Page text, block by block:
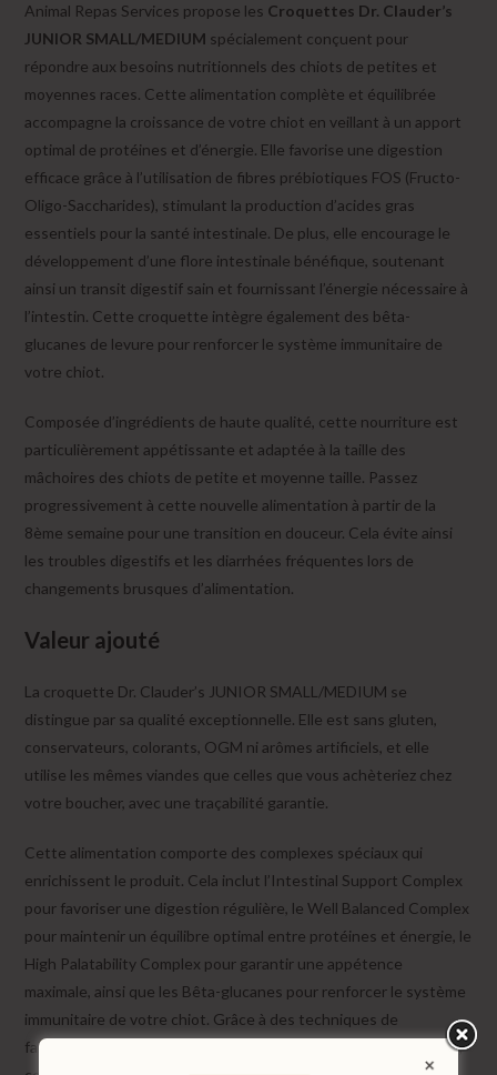
Animal Repas Services propose les Croquettes Dr. Clauder’s
JUNIOR SMALL/MEDIUM spécialement conçuent pour
répondre aux besoins nutritionnels des chiots de petites et
moyennes races. Cette alimentation complète et équilibrée
accompagne la croissance de votre chiot en veillant à un apport
optimal de protéines et d’énergie. Elle favorise une digestion
efficace grâce à l’utilisation de fibres prébiotiques FOS (Fructo-
Oligo-Saccharides), stimulant la production d’acides gras
essentiels pour la santé intestinale. De plus, elle encourage le
développement d’une flore intestinale bénéfique, soutenant
ainsi un transit digestif sain et fournissant l’énergie nécessaire à
l’intestin. Cette croquette intègre également des bêta-
glucanes de levure pour renforcer le système immunitaire de
votre chiot.
Composée d’ingrédients de haute qualité, cette nourriture est
particulièrement appétissante et adaptée à la taille des
mâchoires des chiots de petite et moyenne taille. Passez
progressivement à cette nouvelle alimentation à partir de la
8ème semaine pour une transition en douceur. Cela évite ainsi
les troubles digestifs et les diarrhées fréquentes lors de
changements brusques d’alimentation.
Valeur ajouté
La croquette Dr. Clauder’s JUNIOR SMALL/MEDIUM se
distingue par sa qualité exceptionnelle. Elle est sans gluten,
conservateurs, colorants, OGM ni arômes artificiels, et elle
utilise les mêmes viandes que celles que vous achèteriez chez
votre boucher, avec une traçabilité garantie.
Cette alimentation comporte des complexes spéciaux qui
enrichissent le produit. Cela inclut l’Intestinal Support Complex
pour favoriser une digestion régulière, le Well Balanced Complex
pour maintenir un équilibre optimal entre protéines et énergie, le
High Palatability Complex pour garantir une appétence
maximale, ainsi que les Bêta-glucanes pour renforcer le système
immunitaire de votre chiot. Grâce à des techniques de
fabrication avancées, nous traitons ces ingrédients en douceur,